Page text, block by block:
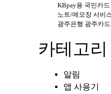
KBpay용 국민카드
노트/메모장 서비
광주은행 광주카드
카테고리
알림
앱 사용기